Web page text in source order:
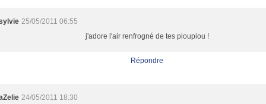
25/05/2011 06:55
j'adore l'air renfrogné de tes pioupiou !
Répondre
24/05/2011 18:30